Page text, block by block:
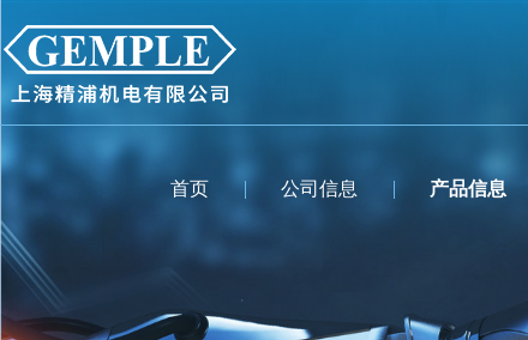
首页 公司信息 产品信息